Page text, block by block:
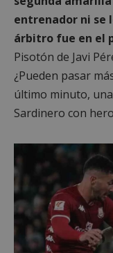
entrenador ni se
árbitro fue en el
Pisotón de Javi
¿Pueden pasar
último minuto,
Sardinero con